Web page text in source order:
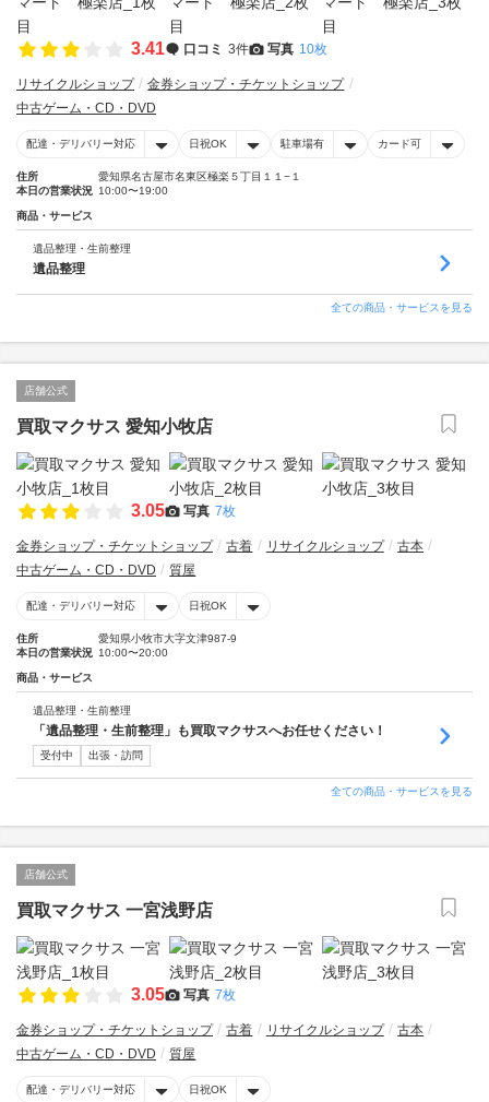
3.41 口コミ 3件 写真 10枚
リサイクルショップ
金券ショップ・チケットショップ
中古ゲーム・CD・DVD
配達・デリバリー対応 日祝OK 駐車場有 カード可
住所
愛知県名古屋市名東区極楽５丁目１１−１
本日の営業状況 10:00〜19:00
商品・サービス
遺品整理・生前整理
遺品整理
全ての商品・サービスを見る
店舗公式
買取マクサス 愛知小牧店
3.05 写真 7枚
金券ショップ・チケットショップ 古着 リサイクルショップ
古本
中古ゲーム・CD・DVD
質屋
配達・デリバリー対応 日祝OK
住所
愛知県小牧市大字文津987-9
本日の営業状況 10:00〜20:00
商品・サービス
遺品整理・生前整理
「遺品整理・生前整理」も買取マクサスへお任せください！
受付中 出張・訪問
全ての商品・サービスを見る
店舗公式
買取マクサス 一宮浅野店
3.05 写真 7枚
金券ショップ・チケットショップ 古着 リサイクルショップ
古本
中古ゲーム・CD・DVD
質屋
配達・デリバリー対応 日祝OK